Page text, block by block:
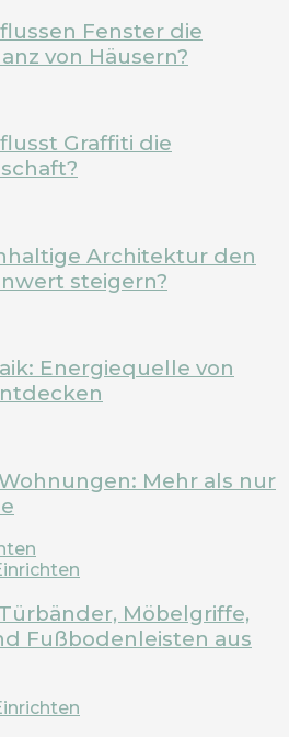
Fenster die
von Häusern?
Graffiti die
Architektur den
steigern?
Energiequelle von
Mehr als nur
Möbelgriffe,
Fußbodenleisten aus